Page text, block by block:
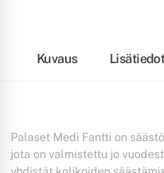
Kuvaus
Palaset Medi Fantti on
jota on valmistettu jo